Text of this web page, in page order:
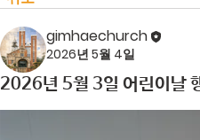
gimhaechurch
2026년 5월 4일
2026년 5월 3일 어린이날